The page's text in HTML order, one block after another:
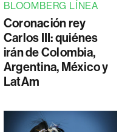
BLOOMBERG LÍNEA
Coronación rey
Carlos III: quiénes
irán de Colombia,
Argentina, México y
LatAm